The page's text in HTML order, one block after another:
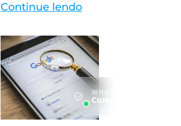
Continue lendo
WHATSAPP
Comece agora